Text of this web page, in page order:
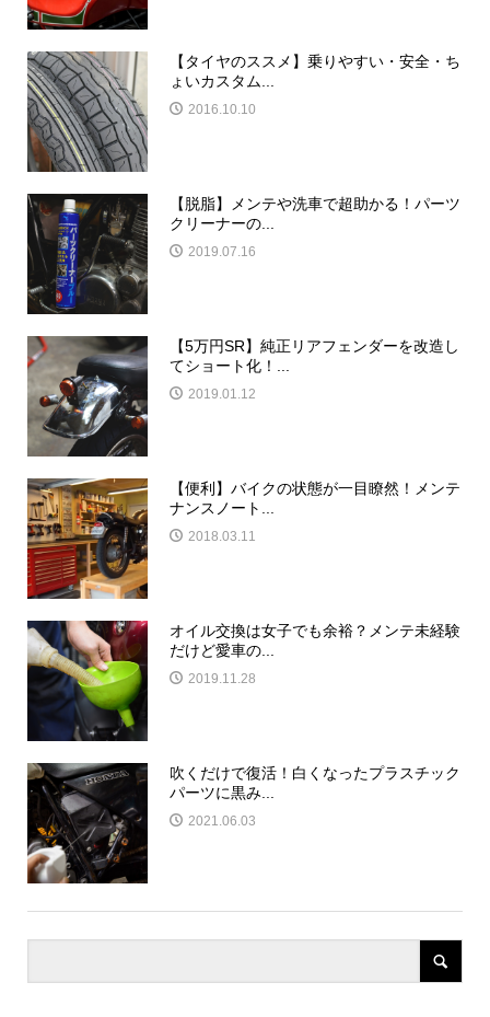
【タイヤのススメ】乗りやすい・安全・ち
ょいカスタム...
2016.10.10
【脱脂】メンテや洗車で超助かる！パーツ
クリーナーの...
2019.07.16
【5万円SR】純正リアフェンダーを改造し
てショート化！...
2019.01.12
【便利】バイクの状態が一目瞭然！メンテ
ナンスノート...
2018.03.11
オイル交換は女子でも余裕？メンテ未経験
だけど愛車の...
2019.11.28
吹くだけで復活！白くなったプラスチック
パーツに黒み...
2021.06.03